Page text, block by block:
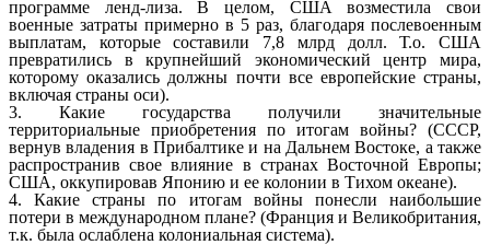
программе ленд-лиза. В целом, США возместила свои
военные затраты примерно в 5 раз, благодаря послевоенным
выплатам, которые составили 7,8 млрд долл. Т.о. США
превратились в крупнейший экономический центр мира,
которому оказались должны почти все европейские страны,
включая страны оси).
3. Какие государства получили значительные
территориальные приобретения по итогам войны? (СССР,
вернув владения в Прибалтике и на Дальнем Востоке, а также
распространив свое влияние в странах Восточной Европы;
США, оккупировав Японию и ее колонии в Тихом океане).
4. Какие страны по итогам войны понесли наибольшие
потери в международном плане? (Франция и Великобритания,
т.к. была ослаблена колониальная система).